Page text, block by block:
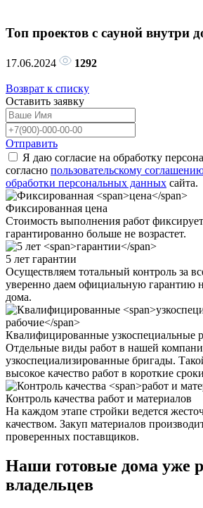
Топ проектов с сауной внутри
17.06.2024 1292
Возврат к списку
Оставить заявку
Отправить
Я даю согласие на обработку
согласно пользовательскому
обработки персональных данных сайта.
Фиксированная цена
Стоимость выполнения работ
гарантированно больше не возрастет.
5 лет гарантии
Осуществляем тотальный контроль за
уверенно даем официальную гарантию
дома.
Квалифицированные узкоспециальные
Отдельные виды работ в нашей
узкоспециализированные бригады.
высокое качество работ в короткие
Контроль качества работ и материалов
На каждом этапе стройки ведется
качеством. Закуп материалов
проверенных поставщиков.
Наши готовые дома уже
владельцев